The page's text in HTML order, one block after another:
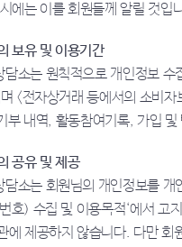
에는 이를 회원들께 알릴 것입
보유 및 이용기간
담소는 원칙적으로 개인정보
<전자상거래 등에서의 소비
부 내역, 활동참여기록, 가입
공유 및 제공
담소는 회원님의 개인정보를
호) 수집 및 이용목적‘에서 고
에 제공하지 않습니다. 다만 회